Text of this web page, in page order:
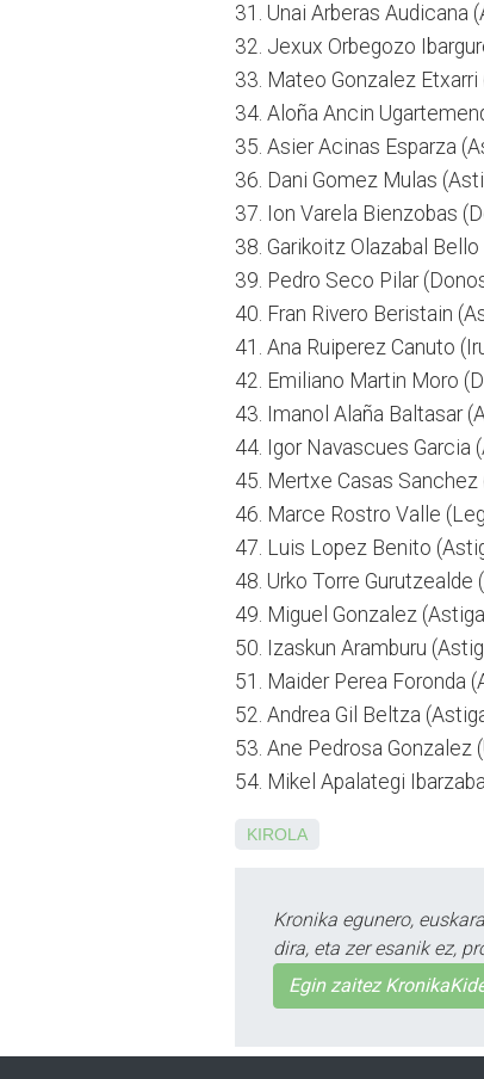
31. Unai Arberas Audicana
32. Jexux Orbegozo
33. Mateo Gonzalez
34. Aloña Ancin
35. Asier Acinas Esparza
36. Dani Gomez Mulas
37. Ion Varela Bienzobas
38. Garikoitz Olazabal
39. Pedro Seco Pilar
40. Fran Rivero Beristain
41. Ana Ruiperez Canuto
42. Emiliano Martin Moro
43. Imanol Alaña Baltasar
44. Igor Navascues Garcia
45. Mertxe Casas
46. Marce Rostro Valle
47. Luis Lopez Benito
48. Urko Torre Gurutzealde
49. Miguel Gonzalez
50. Izaskun Aramburu
51. Maider Perea Foronda
52. Andrea Gil Beltza
53. Ane Pedrosa Gonzalez
54. Mikel Apalategi
KIROLA
Kronika egunero,
dira, eta zer esanik ez,
Egin zaitez